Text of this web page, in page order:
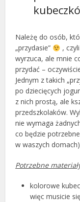
Należę do osób,
„przydasie”
,
wyrzuca, ale mnie
przydać –
Jednym z takich
po dziecięcych
z nich prostą, ale
przedszkolaków.
nie wymaga
co będzie
w waszych
Potrzebne
kolorowe
więc musicie